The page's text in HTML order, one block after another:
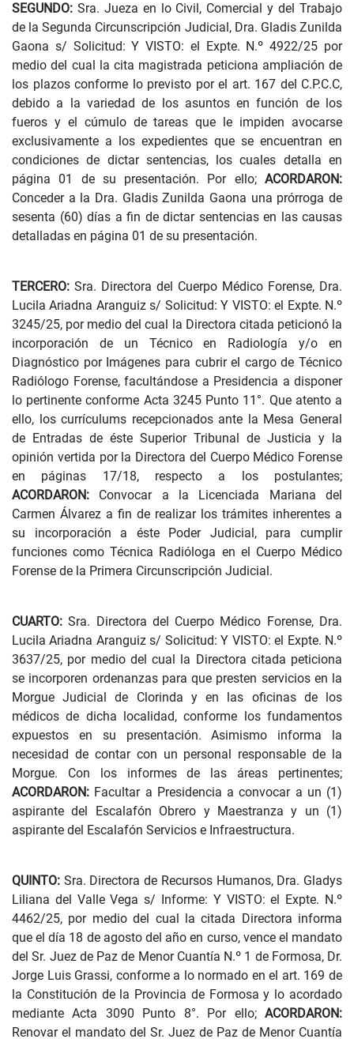
SEGUNDO: Sra. Jueza en lo Civil, Comercial y del Trabajo
de la Segunda Circunscripción Judicial, Dra. Gladis Zunilda
Gaona s/ Solicitud: Y VISTO: el Expte. N.º 4922/25 por
medio del cual la cita magistrada peticiona ampliación de
los plazos conforme lo previsto por el art. 167 del C.P.C.C,
debido a la variedad de los asuntos en función de los
fueros y el cúmulo de tareas que le impiden avocarse
exclusivamente a los expedientes que se encuentran en
condiciones de dictar sentencias, los cuales detalla en
página 01 de su presentación. Por ello; ACORDARON:
Conceder a la Dra. Gladis Zunilda Gaona una prórroga de
sesenta (60) días a fin de dictar sentencias en las causas
detalladas en página 01 de su presentación.
TERCERO: Sra. Directora del Cuerpo Médico Forense, Dra.
Lucila Ariadna Aranguiz s/ Solicitud: Y VISTO: el Expte. N.º
3245/25, por medio del cual la Directora citada peticionó la
incorporación de un Técnico en Radiología y/o en
Diagnóstico por Imágenes para cubrir el cargo de Técnico
Radiólogo Forense, facultándose a Presidencia a disponer
lo pertinente conforme Acta 3245 Punto 11°. Que atento a
ello, los currículums recepcionados ante la Mesa General
de Entradas de éste Superior Tribunal de Justicia y la
opinión vertida por la Directora del Cuerpo Médico Forense
en páginas 17/18, respecto a los postulantes;
ACORDARON: Convocar a la Licenciada Mariana del
Carmen Álvarez a fin de realizar los trámites inherentes a
su incorporación a éste Poder Judicial, para cumplir
funciones como Técnica Radióloga en el Cuerpo Médico
Forense de la Primera Circunscripción Judicial.
CUARTO: Sra. Directora del Cuerpo Médico Forense, Dra.
Lucila Ariadna Aranguiz s/ Solicitud: Y VISTO: el Expte. N.º
3637/25, por medio del cual la Directora citada peticiona
se incorporen ordenanzas para que presten servicios en la
Morgue Judicial de Clorinda y en las oficinas de los
médicos de dicha localidad, conforme los fundamentos
expuestos en su presentación. Asimismo informa la
necesidad de contar con un personal responsable de la
Morgue. Con los informes de las áreas pertinentes;
ACORDARON: Facultar a Presidencia a convocar a un (1)
aspirante del Escalafón Obrero y Maestranza y un (1)
aspirante del Escalafón Servicios e Infraestructura.
QUINTO: Sra. Directora de Recursos Humanos, Dra. Gladys
Liliana del Valle Vega s/ Informe: Y VISTO: el Expte. N.º
4462/25, por medio del cual la citada Directora informa
que el día 18 de agosto del año en curso, vence el mandato
del Sr. Juez de Paz de Menor Cuantía N.º 1 de Formosa, Dr.
Jorge Luis Grassi, conforme a lo normado en el art. 169 de
la Constitución de la Provincia de Formosa y lo acordado
mediante Acta 3090 Punto 8°. Por ello; ACORDARON:
Renovar el mandato del Sr. Juez de Paz de Menor Cuantía